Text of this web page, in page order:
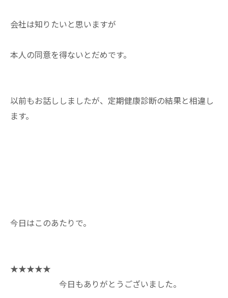
会社は知りたいと思いますが
本人の同意を得ないとだめです。
以前もお話ししましたが、定期健康診断の結果と相違し
ます。
今日はこのあたりで。
★★★★★
今日もありがとうございました。